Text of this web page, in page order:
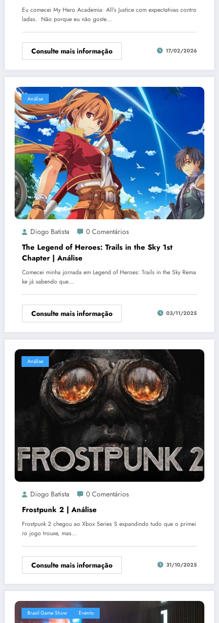
Eu comecei My Hero Academia: All’s Justice com expectativas contro
ladas. Não porque eu não goste…
Consulte mais informação 17/02/2026
Análise
Diogo Batista 0 Comentários
The Legend of Heroes: Trails in the Sky 1st
Chapter | Análise
Comecei minha jornada em Legend of Heroes: Trails in the Sky Rema
ke já sabendo que…
Consulte mais informação 03/11/2025
Análise
Diogo Batista 0 Comentários
Frostpunk 2 | Análise
Frostpunk 2 chegou ao Xbox Series S expandindo tudo que o primei
ro jogo trouxe, mas…
Consulte mais informação 31/10/2025
Brasil Game Show Evento